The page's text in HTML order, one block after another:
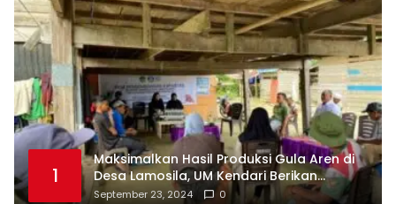
1
Maksimalkan Hasil Produksi Gula Aren di
Desa Lamosila, UM Kendari Berikan
Bantuan Alat Produksi Modern
September 23, 2024 0